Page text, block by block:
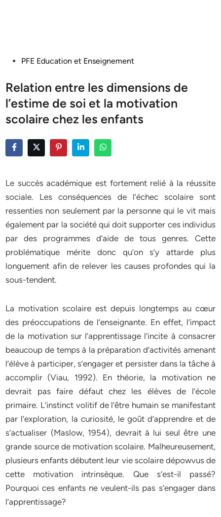
PostedPFE Education et Enseignement
Relation entre les dimensions de
l’estime de soi et la motivation
scolaire chez les enfants
Le succès académique est fortement relié à la réussite
sociale. Les conséquences de l’échec scolaire sont
ressenties non seulement par la personne qui le vit mais
également par la société qui doit supporter ces individus
par des programmes d’aide de tous genres. Cette
problématique mérite donc qu’on s’y attarde plus
longuement afin de relever les causes profondes qui la
sous-tendent.
La motivation scolaire est depuis longtemps au cœur
des préoccupations de l’enseignante. En effet, l’impact
de la motivation sur l’apprentissage l’incite à consacrer
beaucoup de temps à la préparation d’activités amenant
l’élève à participer, s’engager et persister dans la tâche à
accomplir (Viau, 1992). En théorie, la motivation ne
devrait pas faire défaut chez les élèves de l’école
primaire. L’instinct volitif de l’être humain se manifestant
par l’exploration, la curiosité, le goût d’apprendre et de
s’actualiser (Maslow, 1954), devrait à lui seul être une
grande source de motivation scolaire. Malheureusement,
plusieurs enfants débutent leur vie scolaire dépowvus de
cette motivation intrinsèque. Que s’est-il passé?
Pourquoi ces enfants ne veulent-ils pas s’engager dans
l’apprentissage?